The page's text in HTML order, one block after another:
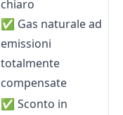
chiaro
✅ Gas naturale ad
emissioni
totalmente
compensate
✅ Sconto in